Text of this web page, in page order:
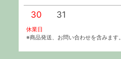
30 31
休業日
※商品発送、お問い合わせを含みます。